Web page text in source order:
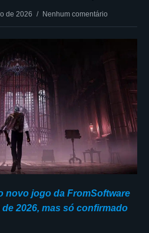
de 2026 Nenhum comentário
novo jogo da FromSoftware
2026, mas só confirmado